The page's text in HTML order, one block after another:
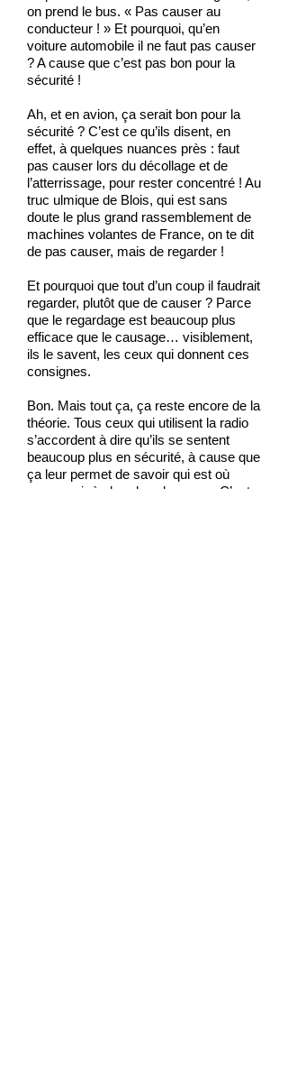
on prend le bus. « Pas causer au
conducteur ! » Et pourquoi, qu’en
voiture automobile il ne faut pas causer
? A cause que c’est pas bon pour la
sécurité !
Ah, et en avion, ça serait bon pour la
sécurité ? C’est ce qu’ils disent, en
effet, à quelques nuances près : faut
pas causer lors du décollage et de
l’atterrissage, pour rester concentré ! Au
truc ulmique de Blois, qui est sans
doute le plus grand rassemblement de
machines volantes de France, on te dit
de pas causer, mais de regarder !
Et pourquoi que tout d’un coup il faudrait
regarder, plutôt que de causer ? Parce
que le regardage est beaucoup plus
efficace que le causage… visiblement,
ils le savent, les ceux qui donnent ces
consignes.
Bon. Mais tout ça, ça reste encore de la
théorie. Tous ceux qui utilisent la radio
s’accordent à dire qu’ils se sentent
beaucoup plus en sécurité, à cause que
ça leur permet de savoir qui est où
sans avoir à chercher des yeux. C’est